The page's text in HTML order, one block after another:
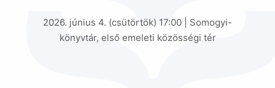
2026. június 4. (csütörtök) 17:00 | Somogyi-
könyvtár, első emeleti közösségi tér